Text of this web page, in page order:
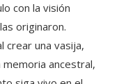
con la visión
originaron.
crear una vasija,
ancestral,